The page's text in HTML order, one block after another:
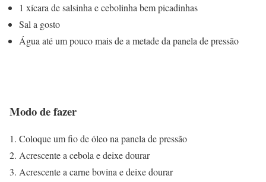
1 xícara de salsinha e cebolinha bem picadinhas
Sal a gosto
Água até um pouco mais de a metade da panela de pressão
Modo de fazer
Coloque um fio de óleo na panela de pressão
Acrescente a cebola e deixe dourar
Acrescente a carne bovina e deixe dourar